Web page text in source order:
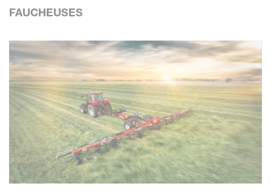
FAUCHEUSES